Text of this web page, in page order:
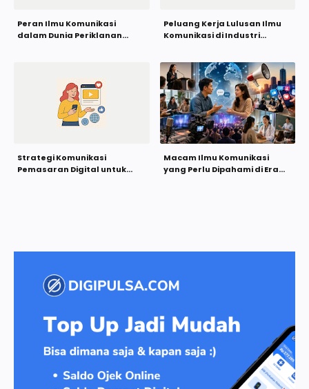
Peran Ilmu Komunikasi
dalam Dunia Periklanan
Peluang Kerja Lulusan Ilmu
Komunikasi di Industri
Strategi Komunikasi
Pemasaran Digital untuk
Macam Ilmu Komunikasi
yang Perlu Dipahami di Era